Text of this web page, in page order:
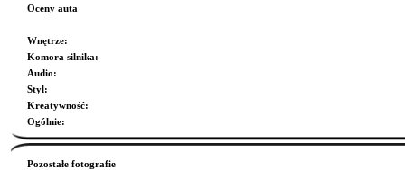
Oceny auta
Wnętrze:
Komora silnika:
Audio:
Styl:
Kreatywność:
Ogólnie:
Pozostałe fotografie